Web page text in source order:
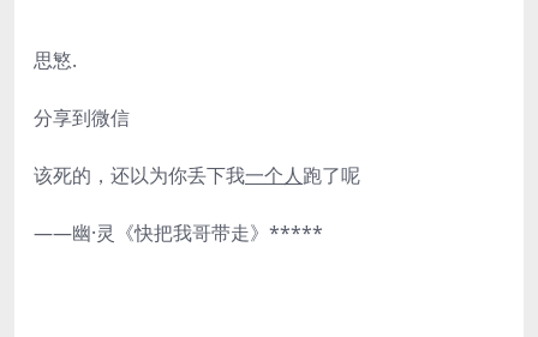
思慜.
分享到微信
该死的，还以为你丢下我一个人跑了呢
——幽·灵《快把我哥带走》*****